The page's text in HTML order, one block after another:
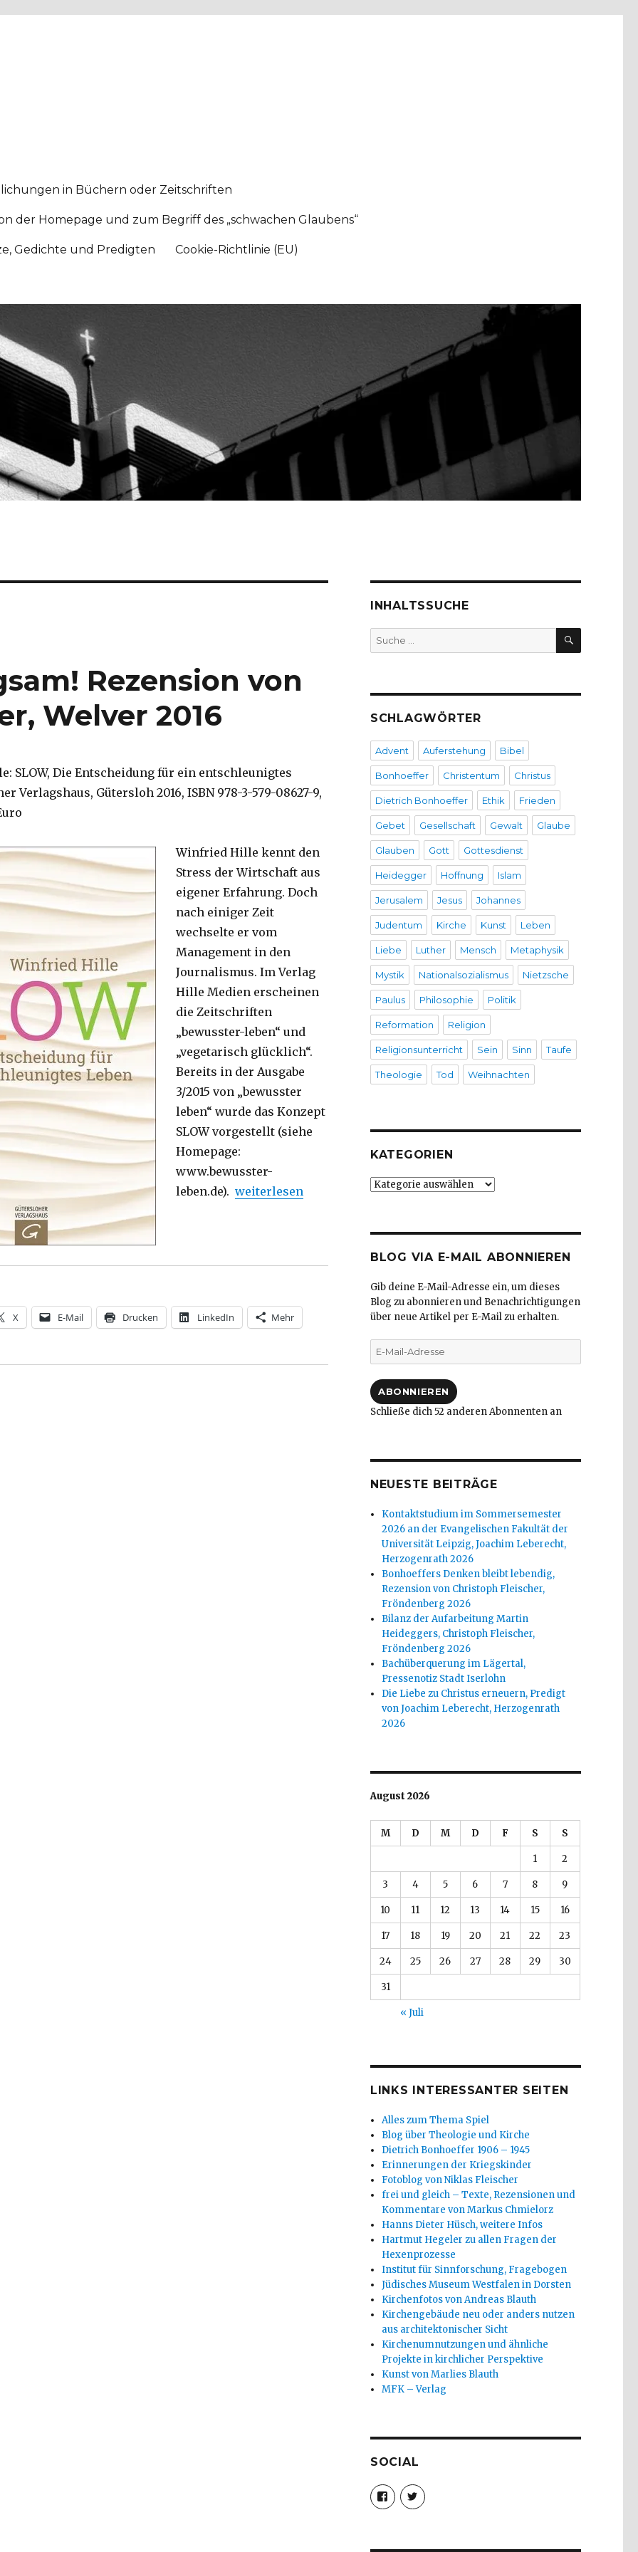
in Büchern oder Zeitschriften
der Homepage und zum Begriff des „schwachen Glaubens“
Gedichte und Predigten Cookie-Richtlinie (EU)
Rezension von
Welver 2016
SLOW, Die Entscheidung für ein entschleunigtes
Verlagshaus, Gütersloh 2016, ISBN 978-3-579-08627-9,
Winfried Hille kennt den
Stress der Wirtschaft aus
eigener Erfahrung. Doch
nach einiger Zeit
wechselte er vom
Management in den
Journalismus. Im Verlag
Hille Medien erscheinen
die Zeitschriften
„bewusster-leben“ und
„vegetarisch glücklich“.
Bereits in der Ausgabe
3/2015 von „bewusster
leben“ wurde das Konzept
SLOW vorgestellt (siehe
Homepage:
www.bewusster-
leben.de). „Immer schön langsam! Rezension von Christoph Fleischer, Welver
weiterlesen
X E-Mail Drucken LinkedIn Mehr
INHALTSSUCHE
Suche
nach:
SUCHEN
SCHLAGWÖRTER
Advent Auferstehung Bibel
Bonhoeffer Christentum Christus
Dietrich Bonhoeffer Ethik Frieden
Gebet Gesellschaft Gewalt Glaube
Glauben Gott Gottesdienst
Heidegger Hoffnung Islam
Jerusalem Jesus Johannes
Judentum Kirche Kunst Leben
Liebe Luther Mensch Metaphysik
Mystik Nationalsozialismus Nietzsche
Paulus Philosophie Politik
Reformation Religion
Religionsunterricht Sein Sinn Taufe
Theologie Tod Weihnachten
KATEGORIEN
Kategorien
BLOG VIA E-MAIL ABONNIEREN
Gib deine E-Mail-Adresse ein, um dieses
Blog zu abonnieren und Benachrichtigungen
über neue Artikel per E-Mail zu erhalten.
E-
Mail-
ABONNIEREN
Schließe dich 52 anderen Abonnenten an
NEUESTE BEITRÄGE
Kontaktstudium im Sommersemester
2026 an der Evangelischen Fakultät der
Universität Leipzig, Joachim Leberecht,
Herzogenrath 2026
Bonhoeffers Denken bleibt lebendig,
Rezension von Christoph Fleischer,
Fröndenberg 2026
Bilanz der Aufarbeitung Martin
Heideggers, Christoph Fleischer,
Fröndenberg 2026
Bachüberquerung im Lägertal,
Pressenotiz Stadt Iserlohn
Die Liebe zu Christus erneuern, Predigt
von Joachim Leberecht, Herzogenrath
2026
August 2026
M D M D F S S
1 2
3 4 5 6 7 8 9
10 11 12 13 14 15 16
17 18 19 20 21 22 23
24 25 26 27 28 29 30
31
« Juli
LINKS INTERESSANTER SEITEN
Alles zum Thema Spiel
Blog über Theologie und Kirche
Dietrich Bonhoeffer 1906 – 1945
Erinnerungen der Kriegskinder
Fotoblog von Niklas Fleischer
frei und gleich – Texte, Rezensionen und
Kommentare von Markus Chmielorz
Hanns Dieter Hüsch, weitere Infos
Hartmut Hegeler zu allen Fragen der
Hexenprozesse
Institut für Sinnforschung, Fragebogen
Jüdisches Museum Westfalen in Dorsten
Kirchenfotos von Andreas Blauth
Kirchengebäude neu oder anders nutzen
aus architektonischer Sicht
Kirchenumnutzungen und ähnliche
Projekte in kirchlicher Perspektive
Kunst von Marlies Blauth
MFK – Verlag
SOCIAL
Profil
von
christoph.fleischer1
anzeigen
Profil
von
anzeigen